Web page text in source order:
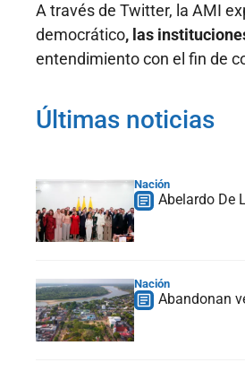
A través de Twitter, la AMI
democrático, las
entendimiento con el fin de
Últimas noticias
Nación
Abelardo De
Nación
Abandonan